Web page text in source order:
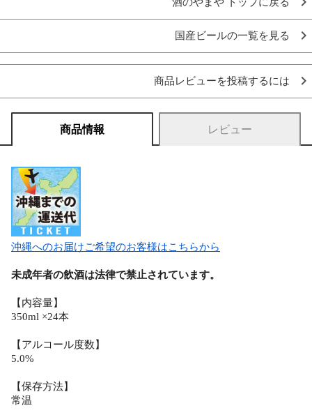
国産ビールの一覧を見る
商品レビューを投稿するには
商品情報 レビュー
沖縄へのお届けご希望のお客様はこちらから
未成年者の飲酒は法律で禁止されています。
【内容量】
350ml ×24本
【アルコール度数】
5.0%
【保存方法】
常温